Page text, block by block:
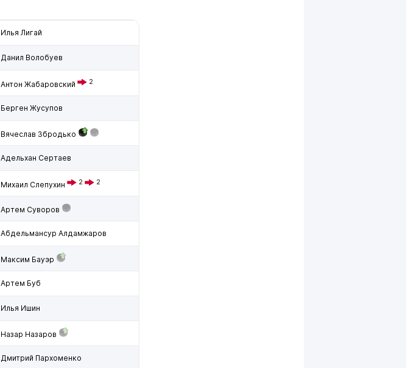
Илья Лигай
Данил Волобуев
Антон Жабаровский 2
Берген Жусупов
Вячеслав Збродько
Адельхан Сертаев
Михаил Слепухин 2 2
Артем Суворов
Абдельмансур Алдамжаров
Максим Бауэр
Артем Буб
Илья Ишин
Назар Назаров
Дмитрий Пархоменко